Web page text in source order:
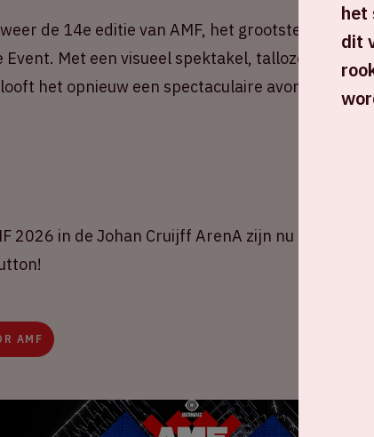
de 14e editie van AMF, het grootste dance-
Met een visueel spektakel, talloze
het opnieuw een spectaculaire avond te
2026 in de Johan Cruijff ArenA zijn nu in de
AMF
het
dit